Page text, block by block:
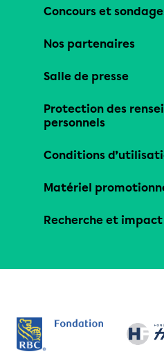
Concours et
Nos partenaires
Salle de presse
Protection des
personnels
Conditions
Matériel
Recherche et impact